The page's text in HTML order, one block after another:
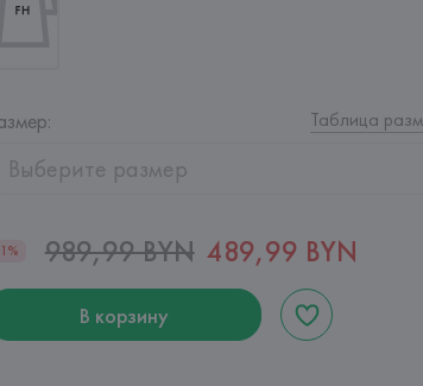
: Таблица
Выберите размер
989,99 BYN 489,99 BYN
В корзину